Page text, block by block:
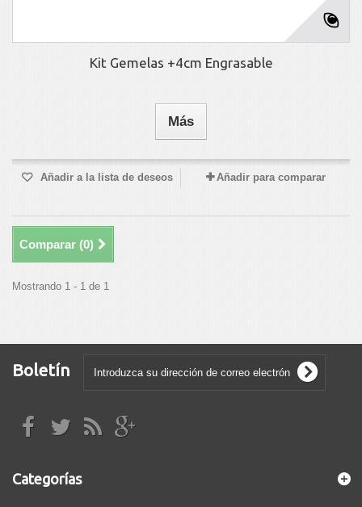
Kit Gemelas +4cm Engrasable
Más
Añadir a la lista de deseos Añadir para comparar
Comparar (0)
Mostrando 1 - 1 de 1
Boletín
Categorías